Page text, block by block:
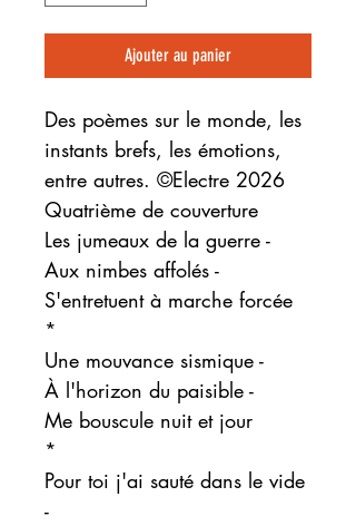
Ajouter au panier
Des poèmes sur le monde, les
instants brefs, les émotions,
entre autres. ©Electre 2026
Quatrième de couverture
Les jumeaux de la guerre -
Aux nimbes affolés -
S'entretuent à marche forcée
*
Une mouvance sismique -
À l'horizon du paisible -
Me bouscule nuit et jour
*
Pour toi j'ai sauté dans le vide
-